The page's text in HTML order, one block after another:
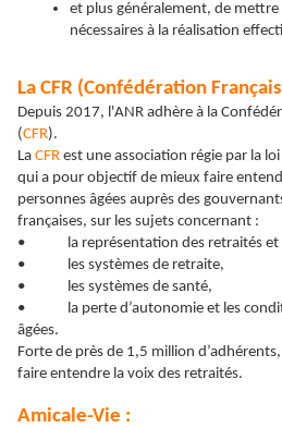
et plus généralement, de
nécessaires à la réalisation
La CFR (Confédération
Depuis 2017, l'ANR adhère à la
(CFR).
La CFR est une association régie par la
qui a pour objectif de mieux faire
personnes âgées auprès des
françaises, sur les sujets concernant :
• la représentation des retraités et
• les systèmes de retraite,
• les systèmes de santé,
• la perte d’autonomie et les
âgées.
Forte de près de 1,5 million
faire entendre la voix des retraités.
Amicale-Vie :